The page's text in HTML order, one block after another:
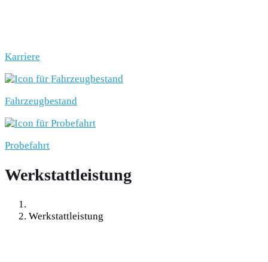
Karriere
Fahrzeugbestand
Probefahrt
Werkstattleistung
Werkstattleistung